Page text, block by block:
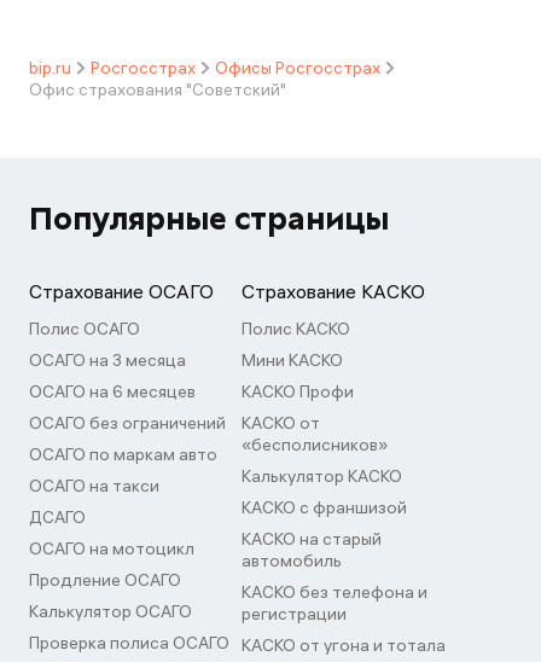
bip.ru Росгосстрах
Офисы Росгосстрах
Офис страхования "Советский"
Популярные страницы
Страхование ОСАГО
Полис ОСАГО
ОСАГО на 3 месяца
ОСАГО на 6 месяцев
ОСАГО без ограничений
ОСАГО по маркам авто
ОСАГО на такси
ДСАГО
ОСАГО на мотоцикл
Продление ОСАГО
Калькулятор ОСАГО
Проверка полиса ОСАГО
Страхование КАСКО
Полис КАСКО
Мини КАСКО
КАСКО Профи
КАСКО от
«бесполисников»
Калькулятор КАСКО
КАСКО с франшизой
КАСКО на старый
автомобиль
КАСКО без телефона и
регистрации
КАСКО от угона и тотала